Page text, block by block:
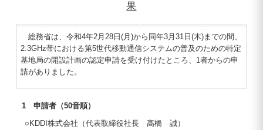
果
総務省は、令和4年2月28日(月)から同年3月31日(木)までの間、
2.3GHz帯における第5世代移動通信システムの普及のための特定
基地局の開設計画の認定申請を受け付けたところ、1者からの申
請がありました。
1 申請者（50音順）
○KDDI株式会社（代表取締役社長 髙橋 誠）